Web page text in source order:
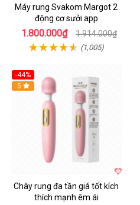
Máy rung Svakom Margot 2
động cơ sưởi app
1.800.000₫ 1.914.000₫
(1,005)
-44%
Hot
5
Chày rung đa tần giá tốt kích
thích mạnh êm ái